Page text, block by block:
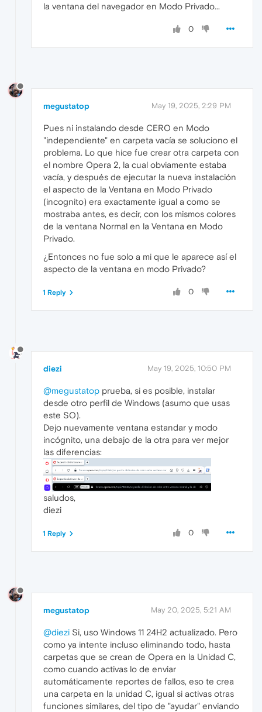
la ventana del navegador en Modo Privado...
0
megustatop May 19, 2025, 2:29 PM
Pues ni instalando desde CERO en Modo
"independiente" en carpeta vacía se soluciono el
problema. Lo que hice fue crear otra carpeta con
el nombre Opera 2, la cual obviamente estaba
vacía, y después de ejecutar la nueva instalación
el aspecto de la Ventana en Modo Privado
(incognito) era exactamente igual a como se
mostraba antes, es decir, con los mismos colores
de la ventana Normal en la Ventana en Modo
Privado.
¿Entonces no fue solo a mi que le aparece así el
aspecto de la ventana en modo Privado?
0
1 Reply
diezi May 19, 2025, 10:50 PM
@megustatop prueba, si es posible, instalar
desde otro perfil de Windows (asumo que usas
este SO).
Dejo nuevamente ventana estandar y modo
incógnito, una debajo de la otra para ver mejor
las diferencias:
saludos,
diezi
0
1 Reply
megustatop May 20, 2025, 5:21 AM
@diezi Si, uso Windows 11 24H2 actualizado. Pero
como ya intente incluso eliminando todo, hasta
carpetas que se crean de Opera en la Unidad C,
como cuando activas lo de enviar
automáticamente reportes de fallos, eso te crea
una carpeta en la unidad C, igual si activas otras
funciones similares, del tipo de "ayudar" enviando